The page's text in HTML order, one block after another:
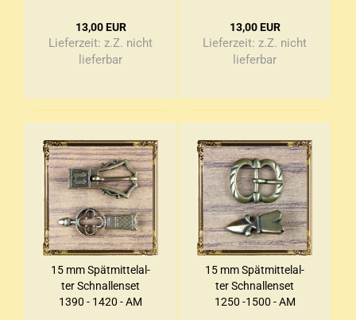
13,00 EUR
Lieferzeit: z.Z. nicht
lieferbar
13,00 EUR
Lieferzeit: z.Z. nicht
lieferbar
15 mm Spät­mit­tel­al­
ter Schnal­len­set
1390 - 1420 - AM
15 mm Spät­mit­tel­al­
ter Schnal­len­set
1250 -1500 - AM